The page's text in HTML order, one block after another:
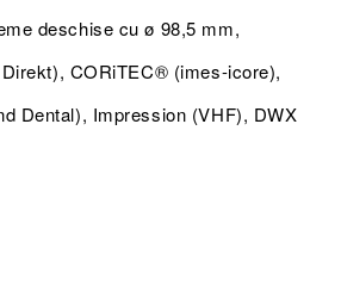
deschise cu ø 98,5 mm,
CORiTEC® (imes-icore),
Dental), Impression (VHF), DWX